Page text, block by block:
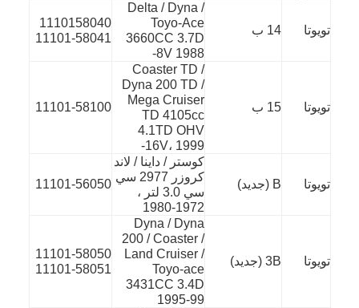
المنزل
الدردشة الآن
تويوتا 14 ب
Delta / Dyna /
Toyo-Ace
3660CC 3.7D
8V 1988-
1110158040
11101-58041
تويوتا 15 ب
Coaster TD /
Dyna 200 TD /
Mega Cruiser
TD 4105cc
4.1TD OHV
16V، 1999-
11101-58100
تويوتا B (جديد)
كوستر / داينا / لاند
كروزر 2977 سي
سي 3.0 لتر ،
1972-1980
11101-56050
تويوتا 3B (جديد)
Dyna / Dyna
200 / Coaster /
Land Cruiser /
Toyo-ace
3431CC 3.4D
1995-99
11101-58050
11101-58051